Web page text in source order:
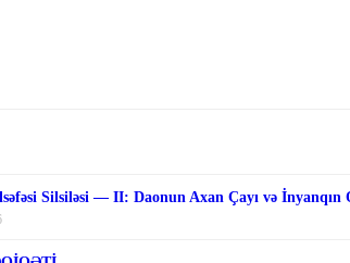
Silsiləsi — II: Daonun Axan Çayı və İnyanqın